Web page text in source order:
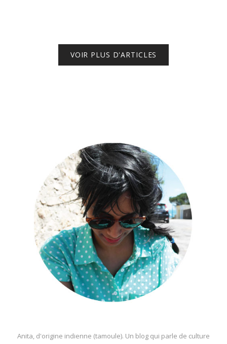
VOIR PLUS D'ARTICLES
Anita, d'origine indienne (tamoule). Un blog qui parle de culture